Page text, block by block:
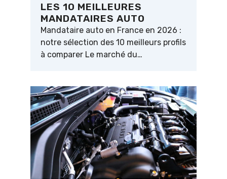
LES 10 MEILLEURES
MANDATAIRES AUTO
Mandataire auto en France en 2026 :
notre sélection des 10 meilleurs profils
à comparer Le marché du…